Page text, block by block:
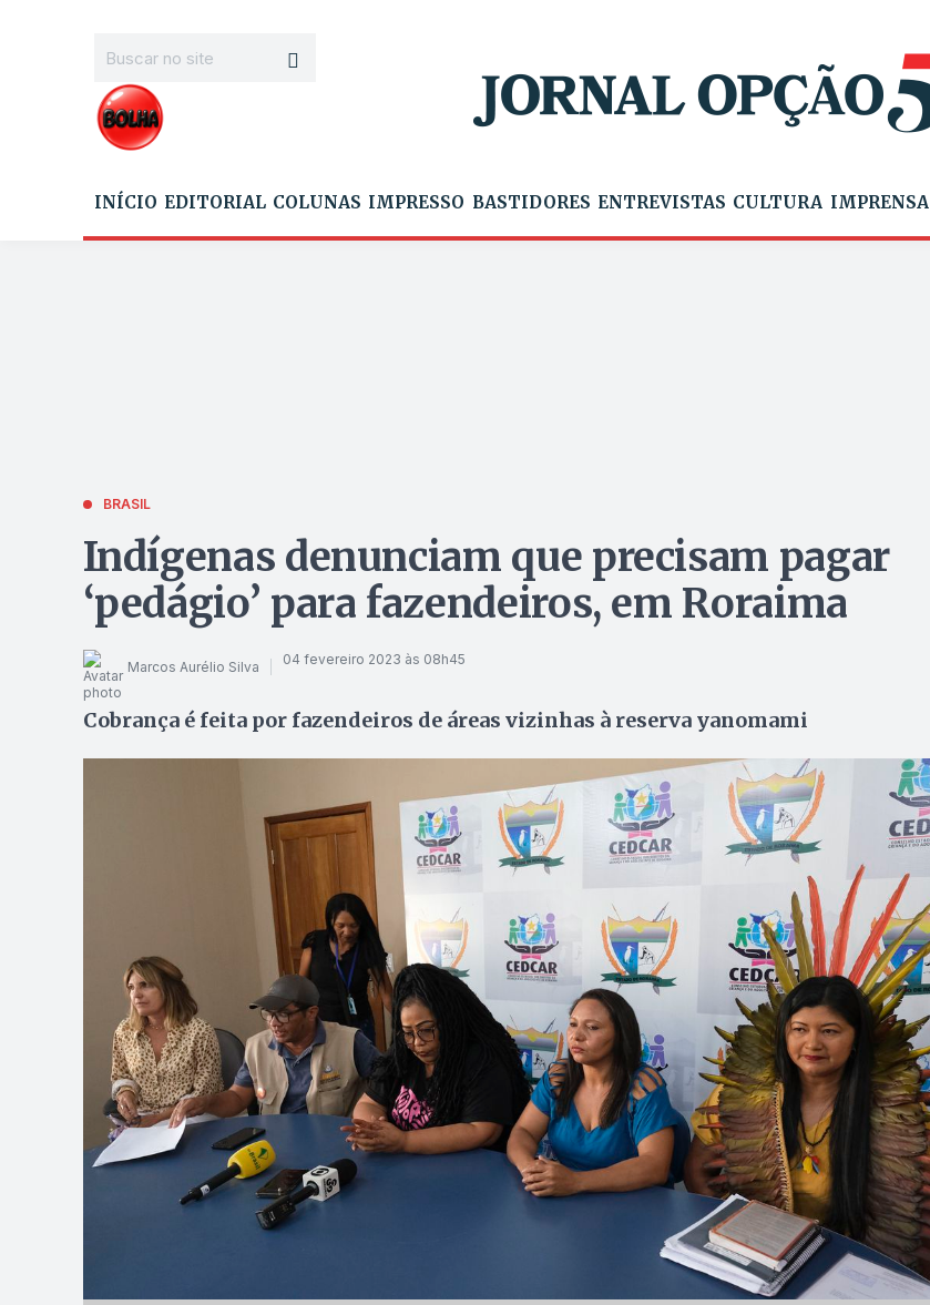
INÍCIO EDITORIAL COLUNAS IMPRESSO BASTIDORES ENTREVISTAS CULTURA IMPRENSA
BRASIL
Indígenas denunciam que precisam pagar
‘pedágio’ para fazendeiros, em Roraima
Marcos Aurélio Silva 04 fevereiro 2023 às 08h45
Cobrança é feita por fazendeiros de áreas vizinhas à reserva yanomami